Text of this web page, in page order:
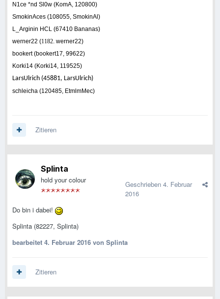
N1ce *nd Sl0w (KomA, 120800)
SmokinAces (108055, SmokinAl)
L_Arginin HCL (67410 Bananas)
werner22 (1182. werner22)
bookert (bookert17, 99622)
Korki14 (Korki14, 119525)
LarsUlrich (45881, LarsUlrich)
schleicha (120485, EtmlmMec)
Zitieren
Splinta
hold your colour Geschrieben 4. Februar
2016
Do bin i dabei!
Splinta (82227, Splinta)
bearbeitet 4. Februar 2016 von Splinta
Zitieren